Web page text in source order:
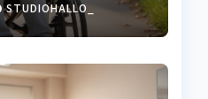
STUDIOHALLO_